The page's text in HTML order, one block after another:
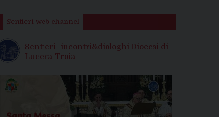
Sentieri web channel
Sentieri -incontri&dialoghi Diocesi di
Lucera-Troia